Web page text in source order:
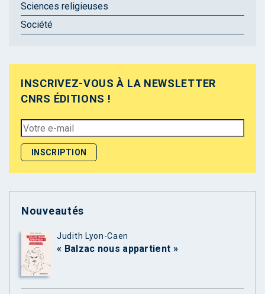
Sciences religieuses
Société
INSCRIVEZ-VOUS À LA NEWSLETTER
CNRS ÉDITIONS !
Nouveautés
Judith Lyon-Caen
« Balzac nous appartient »